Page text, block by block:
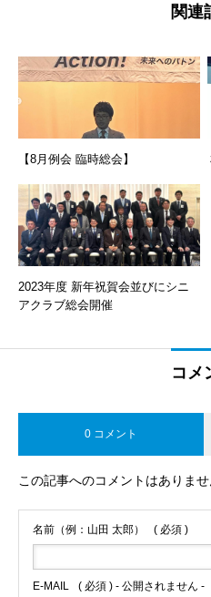
関連
【8月例会 臨時総会】
2023年度 新年祝賀会並びにシニ
アクラブ総会開催
コメ
0 コメント
この記事へのコメントはありませ
名前（例：山田 太郎） ( 必須 )
E-MAIL ( 必須 ) - 公開されません -